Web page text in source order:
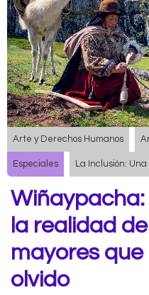
Arte y Derechos Humanos
Especiales La Inclusión:
la realidad
mayores que
olvido